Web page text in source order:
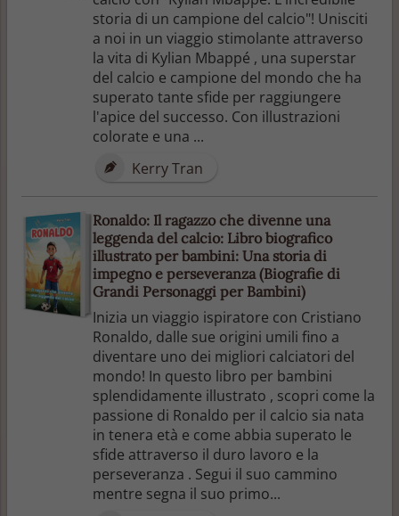
storia di un campione del calcio"! Unisciti
a noi in un viaggio stimolante attraverso
la vita di Kylian Mbappé , una superstar
del calcio e campione del mondo che ha
superato tante sfide per raggiungere
l'apice del successo. Con illustrazioni
colorate e una ...
Kerry Tran
Ronaldo: Il ragazzo che divenne una
leggenda del calcio: Libro biografico
illustrato per bambini: Una storia di
impegno e perseveranza (Biografie di
Grandi Personaggi per Bambini)
Inizia un viaggio ispiratore con Cristiano
Ronaldo, dalle sue origini umili fino a
diventare uno dei migliori calciatori del
mondo! In questo libro per bambini
splendidamente illustrato , scopri come la
passione di Ronaldo per il calcio sia nata
in tenera età e come abbia superato le
sfide attraverso il duro lavoro e la
perseveranza . Segui il suo cammino
mentre segna il suo primo...